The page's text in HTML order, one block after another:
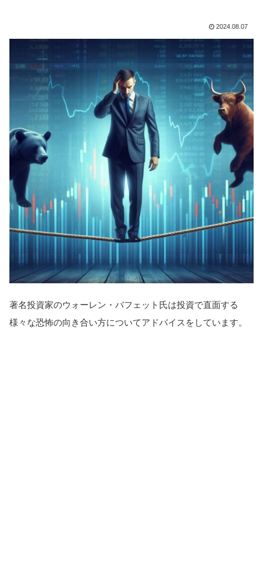
2024.08.07
著名投資家のウォーレン・バフェット氏は投資で直面する
様々な恐怖の向き合い方についてアドバイスをしています。